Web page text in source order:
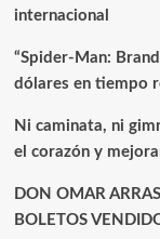
internacional
“Spider-Man:
dólares en tiempo
Ni caminata, ni
el corazón y
DON OMAR
BOLETOS